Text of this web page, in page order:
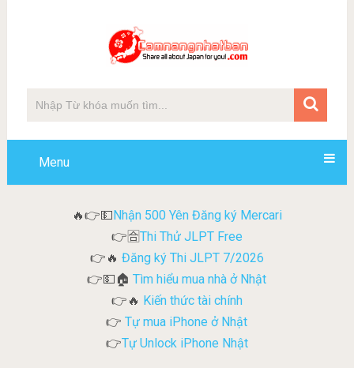
Menu
🔥👉💵Nhận 500 Yên Đăng ký Mercari
👉🈴Thi Thử JLPT Free
👉🔥 Đăng ký Thi JLPT 7/2026
👉💵🏠Tìm hiểu mua nhà ở Nhật
👉🔥 Kiến thức tài chính
👉 Tự mua iPhone ở Nhật
👉Tự Unlock iPhone Nhật